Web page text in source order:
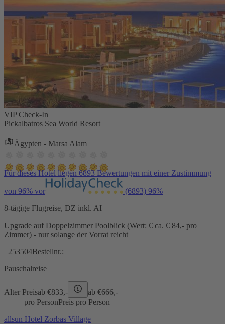
VIP Check-In
Pickalbatros Sea World Resort
Ägypten - Marsa Alam
Für dieses Hotel liegen 6893 Bewertungen mit einer Zustimmung
von 96% vor (6893) 96%
8-tägige Flugreise, DZ inkl. AI
Upgrade auf Doppelzimmer Poolblick (Wert: € ca. € 84,- pro
Zimmer) - nur solange der Vorrat reicht
253504Bestellnr.:
Pauschalreise
Alter Preisab €833,- ab €666,-
pro PersonPreis pro Person
allsun Hotel Zorbas Village